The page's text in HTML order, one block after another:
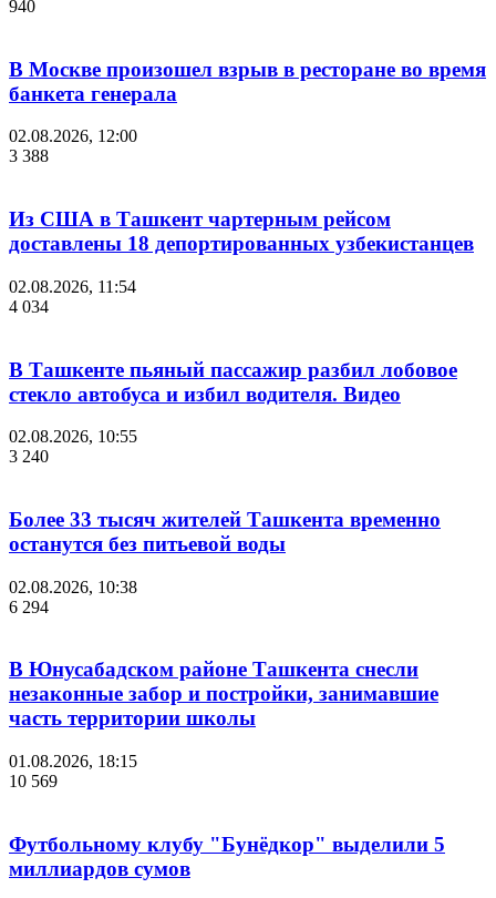
940
В Москве произошел взрыв в ресторане во время
банкета генерала
02.08.2026, 12:00
3 388
Из США в Ташкент чартерным рейсом
доставлены 18 депортированных узбекистанцев
02.08.2026, 11:54
4 034
В Ташкенте пьяный пассажир разбил лобовое
стекло автобуса и избил водителя. Видео
02.08.2026, 10:55
3 240
Более 33 тысяч жителей Ташкента временно
останутся без питьевой воды
02.08.2026, 10:38
6 294
В Юнусабадском районе Ташкента снесли
незаконные забор и постройки, занимавшие
часть территории школы
01.08.2026, 18:15
10 569
Футбольному клубу "Бунёдкор" выделили 5
миллиардов сумов